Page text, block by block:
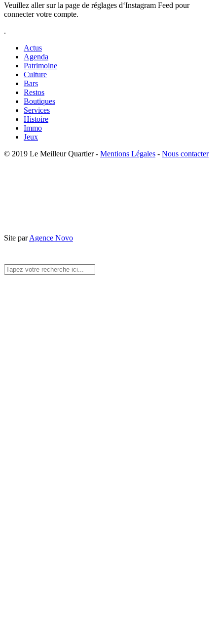
Veuillez aller sur la page de réglages d‘Instagram Feed pour
connecter votre compte.
.
Actus
Agenda
Patrimoine
Culture
Bars
Restos
Boutiques
Services
Histoire
Immo
Jeux
© 2019 Le Meilleur Quartier - Mentions Légales - Nous contacter
Site parAgence Novo